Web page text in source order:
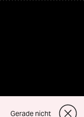
Gerade nicht